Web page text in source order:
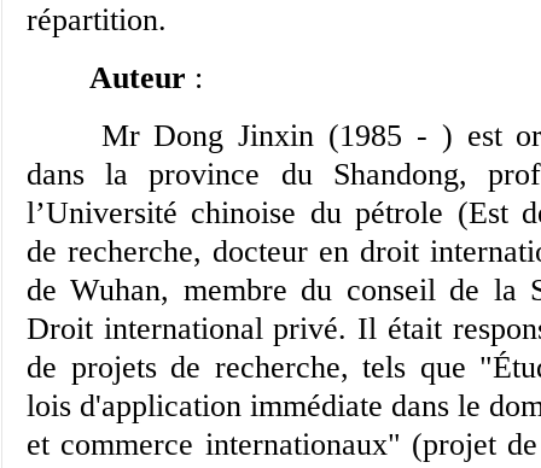
répartition.
Auteur :
Mr Dong Jinxin (1985 - ) est
dans la province du Shandong,
l’Université chinoise du pétrole (Est
de recherche, docteur en droit
de Wuhan, membre du conseil de la
Droit international privé. Il était
de projets de recherche, tels que
lois d'application immédiate dans le
et commerce internationaux" (projet